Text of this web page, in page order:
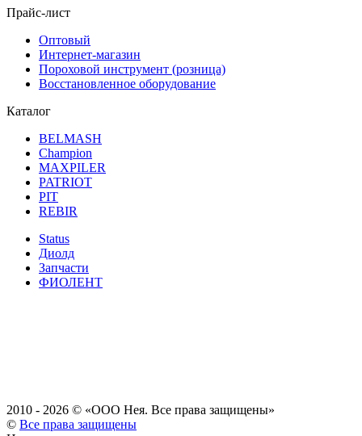
Прайс-лист
Оптовый
Интернет-магазин
Пороховой инструмент (розница)
Восстановленное оборудование
Каталог
BELMASH
Champion
MAXPILER
PATRIOT
PIT
REBIR
Status
Диолд
Запчасти
ФИОЛЕНТ
2010 - 2026 © «ООО Нея. Все права защищены»
© Все права защищены